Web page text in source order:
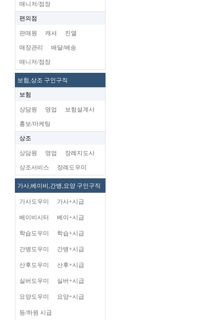
매니저/점장
편의점
판매원 캐셔 진열
매장관리 배달/배송
매니저/점장
보험,상조 구인구직
보험
상담원 영업 보험설계사
홍보/마케팅
상조
상담원 영업 장례지도사
상조서비스 장례도우미
가사,베이비,간병,요양 구인구직
가사도우미 가사+시급
베이비시터 베이+시급
학습도우미 학습+시급
간병도우미 간병+시급
산후도우미 산후+시급
실버도우미 실버+시급
요양도우미 요양+시급
등/하원 시급